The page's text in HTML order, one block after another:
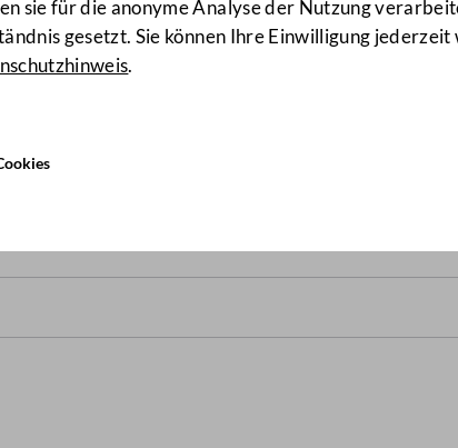
sie für die anonyme Analyse der Nutzung
gesetzt. Sie können Ihre Einwilligung
.
vom 9.